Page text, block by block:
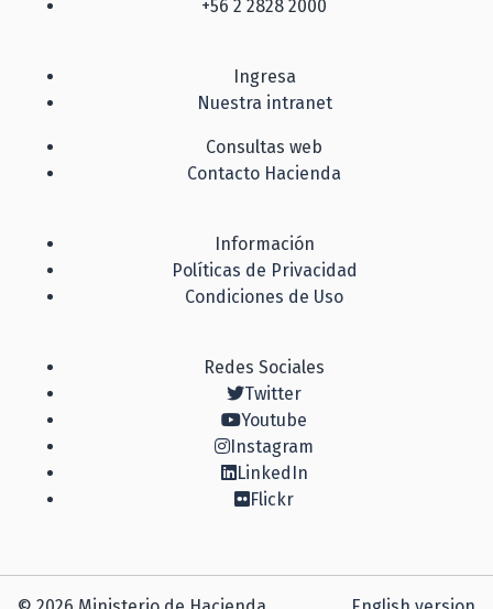
+56 2 2828 2000
Ingresa
Nuestra intranet
Consultas web
Contacto Hacienda
Información
Políticas de Privacidad
Condiciones de Uso
Redes Sociales
Twitter
Youtube
Instagram
LinkedIn
Flickr